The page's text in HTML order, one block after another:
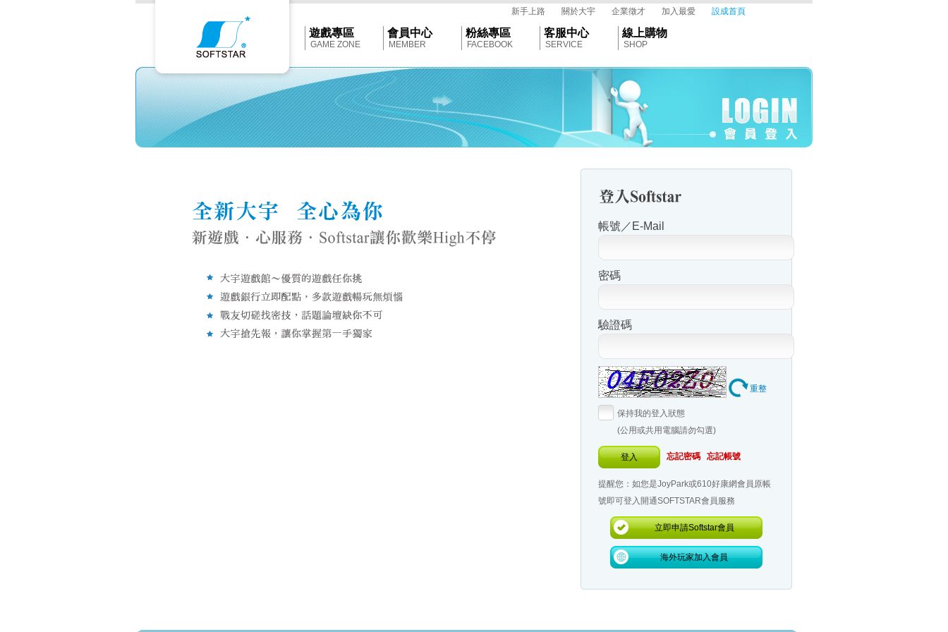
Softstar
新手上路 關於大宇 企業徵才 加入最愛 設成首頁
遊戲專區
GAME ZONE
會員中心
MEMBER
粉絲專區
FACEBOOK
客服中心
SERVICE
線上購物
SHOP
帳號／E-Mail
密碼
驗證碼
重整
保持我的登入狀態
(公用或共用電腦請勿勾選)
登入 忘記密碼 忘記帳號
提醒您：如您是JoyPark或610好康網會員原帳
號即可登入開通SOFTSTAR會員服務
立即申請Softstar會員
海外玩家加入會員